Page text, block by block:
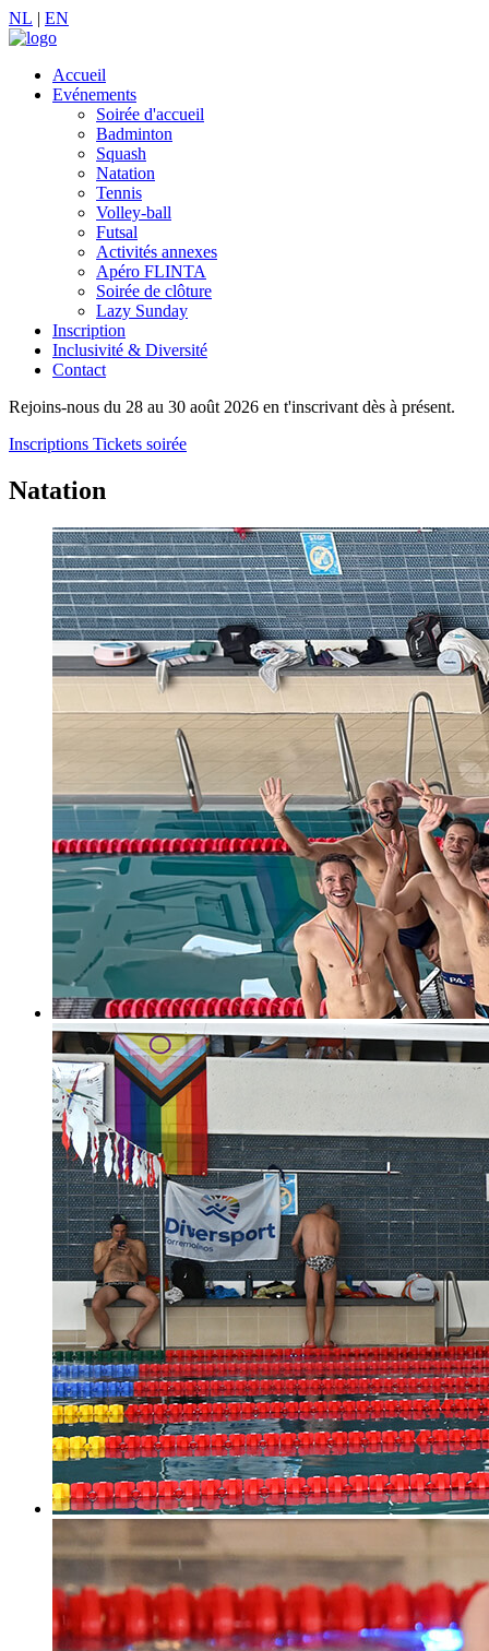
NL | EN
Accueil
Evénements
Soirée d'accueil
Badminton
Squash
Natation
Tennis
Volley-ball
Futsal
Activités annexes
Apéro FLINTA
Soirée de clôture
Lazy Sunday
Inscription
Inclusivité & Diversité
Contact
Rejoins-nous du 28 au 30 août 2026 en t'inscrivant dès à présent.
Inscriptions Tickets soirée
Natation